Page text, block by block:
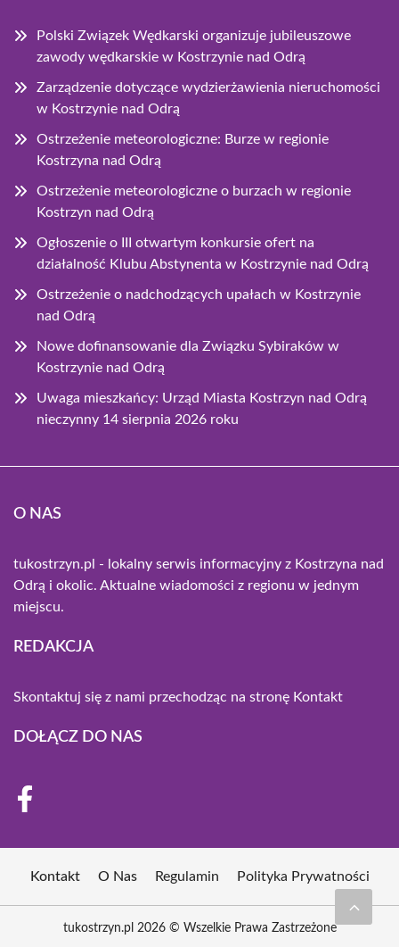
Polski Związek Wędkarski organizuje jubileuszowe
zawody wędkarskie w Kostrzynie nad Odrą
Zarządzenie dotyczące wydzierżawienia nieruchomości
w Kostrzynie nad Odrą
Ostrzeżenie meteorologiczne: Burze w regionie
Kostrzyna nad Odrą
Ostrzeżenie meteorologiczne o burzach w regionie
Kostrzyn nad Odrą
Ogłoszenie o III otwartym konkursie ofert na
działalność Klubu Abstynenta w Kostrzynie nad Odrą
Ostrzeżenie o nadchodzących upałach w Kostrzynie
nad Odrą
Nowe dofinansowanie dla Związku Sybiraków w
Kostrzynie nad Odrą
Uwaga mieszkańcy: Urząd Miasta Kostrzyn nad Odrą
nieczynny 14 sierpnia 2026 roku
O NAS
tukostrzyn.pl - lokalny serwis informacyjny z Kostrzyna nad
Odrą i okolic. Aktualne wiadomości z regionu w jednym
miejscu.
REDAKCJA
Skontaktuj się z nami przechodząc na stronę Kontakt
DOŁĄCZ DO NAS
Kontakt O Nas Regulamin Polityka Prywatności
tukostrzyn.pl 2026 © Wszelkie Prawa Zastrzeżone